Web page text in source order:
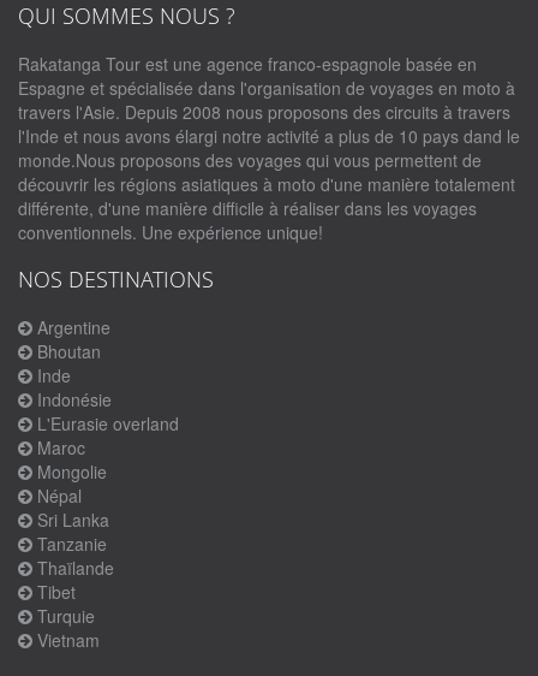
QUI SOMMES NOUS ?
Rakatanga Tour est une agence franco-espagnole basée en
Espagne et spécialisée dans l'organisation de voyages en moto à
travers l'Asie. Depuis 2008 nous proposons des circuits à travers
l'Inde et nous avons élargi notre activité a plus de 10 pays dand le
monde.Nous proposons des voyages qui vous permettent de
découvrir les régions asiatiques à moto d'une manière totalement
différente, d'une manière difficile à réaliser dans les voyages
conventionnels. Une expérience unique!
NOS DESTINATIONS
Argentine
Bhoutan
Inde
Indonésie
L'Eurasie overland
Maroc
Mongolie
Népal
Sri Lanka
Tanzanie
Thaïlande
Tibet
Turquie
Vietnam